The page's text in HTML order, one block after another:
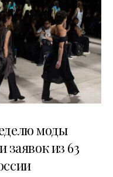
моды
заявок из 63